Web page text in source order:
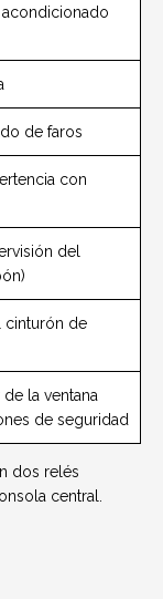
acondicionado
de faros
con
del
cinturón de
la ventana
de seguridad
dos relés
central.